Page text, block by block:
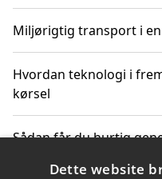
Miljørigtig transport i
Hvordan teknologi i
kørsel
Sådan får du hurtig
Dette website